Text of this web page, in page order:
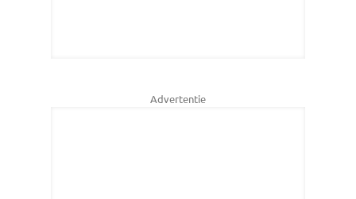
Advertentie